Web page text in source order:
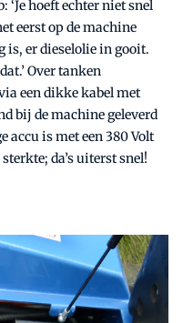
‘Je hoeft echter niet snel
eerst op de machine
is, er dieselolie in gooit.
Over tanken
een dikke kabel met
bij de machine geleverd
accu is met een 380 Volt
da’s uiterst snel!